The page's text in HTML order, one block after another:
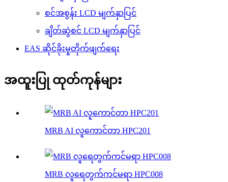
စင်အစွန်း LCD မျက်နှာပြင်
ချိတ်ဆွဲစင် LCD မျက်နှာပြင်
EAS ဆိုင်ခိုးမှုတိုက်ဖျက်ရေး
အထူးပြု ထုတ်ကုန်များ
MRB AI လူကောင်တာ HPC201
MRB လူရေတွက်ကင်မရာ HPC008